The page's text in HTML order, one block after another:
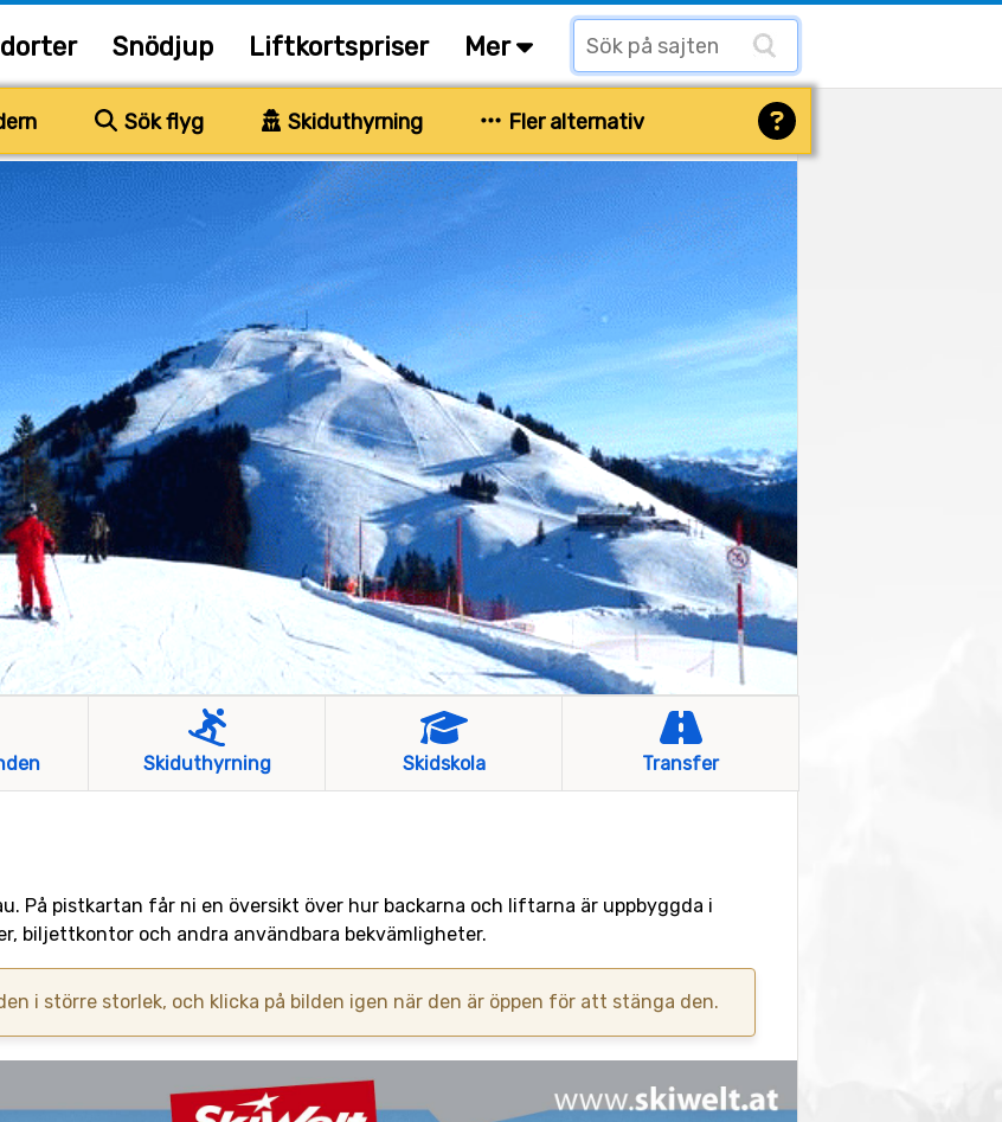
Snödjup Liftkortspriser Mer
Sök flyg Skiduthyrning Fler alternativ
Skiduthyrning Skidskola Transfer
På pistkartan får ni en översikt över hur backarna och liftarna är uppbyggda i
biljettkontor och andra användbara bekvämligheter.
i större storlek, och klicka på bilden igen när den är öppen för att stänga den.